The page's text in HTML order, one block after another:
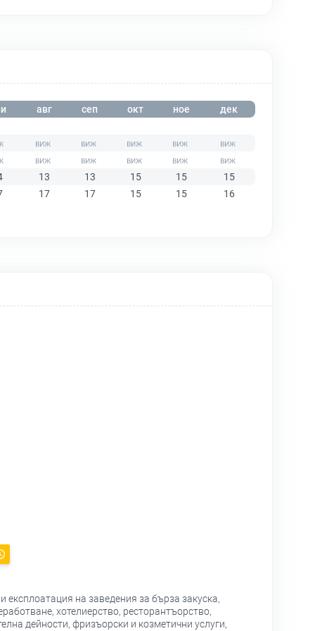
авг сеп окт ное дек
13 13 15 15
15
17 17 15 15 16
на заведения за бърза закуска,
хотелиерство, ресторантъорство,
дейности, фризъорски и козметични услуги,